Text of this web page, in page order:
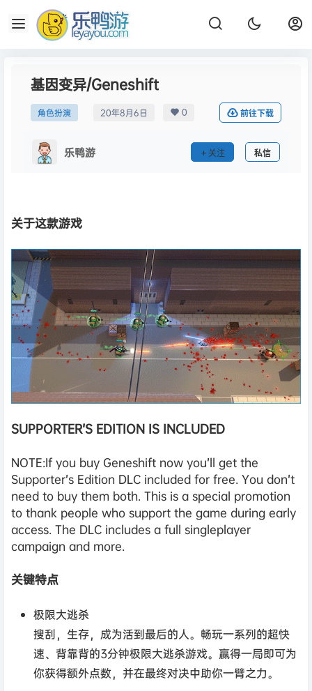
基因变异/Geneshift
角色扮演 20年8月6日 0 前往下载
乐鸭游 关注 私信
关于这款游戏
SUPPORTER’S EDITION IS INCLUDED
NOTE:If you buy Geneshift now you’ll get the
Supporter’s Edition DLC included for free. You don’t
need to buy them both. This is a special promotion
to thank people who support the game during early
access. The DLC includes a full singleplayer
campaign and more.
关键特点
极限大逃杀
搜刮，生存，成为活到最后的人。畅玩一系列的超快
速、背靠背的3分钟极限大逃杀游戏。赢得一局即可为
你获得额外点数，并在最终对决中助你一臂之力。